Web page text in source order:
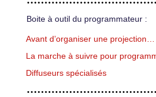
Boite à outil du programmateur :
Avant d’organiser une projection…
La marche à suivre pour
Diffuseurs spécialisés